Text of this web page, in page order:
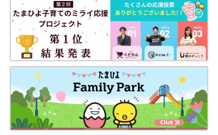
したらいいのでしょうか。
山中 たとえばヨーロッパのメーカーでは、自転車用チャイルド
シートのフットレストに足を固定するベルトがついています。日
本でも販売されているので、そうした自転車用チャイルドシート
を選ぶのも一案です。
また、日ごろからフットレストに足を置くこともしっかり教えま
しょう。
大腿骨の骨折だけでなく、自転車の走行中、顔や頭部が障害物に
接触してけがをする事故もあります。